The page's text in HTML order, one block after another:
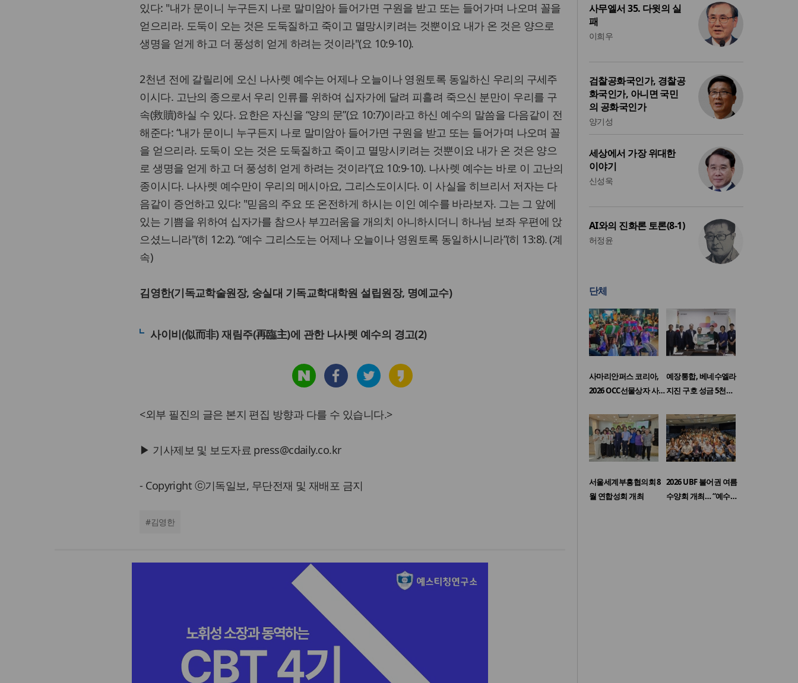
있다: "내가 문이니 누구든지 나로 말미암아 들어가면 구원을 받고 또는 들어가며 나오며 꼴을
얻으리라. 도둑이 오는 것은 도둑질하고 죽이고 멸망시키려는 것뿐이요 내가 온 것은 양으로
생명을 얻게 하고 더 풍성히 얻게 하려는 것이라"(요 10:9-10).
2천년 전에 갈릴리에 오신 나사렛 예수는 어제나 오늘이나 영원토록 동일하신 우리의 구세주
이시다. 고난의 종으로서 우리 인류를 위하여 십자가에 달려 피흘려 죽으신 분만이 우리를 구
속(救贖)하실 수 있다. 요한은 자신을 “양의 문”(요 10:7)이라고 하신 예수의 말씀을 다음같이 전
해준다: “내가 문이니 누구든지 나로 말미암아 들어가면 구원을 받고 또는 들어가며 나오며 꼴
을 얻으리라. 도둑이 오는 것은 도둑질하고 죽이고 멸망시키려는 것뿐이요 내가 온 것은 양으
로 생명을 얻게 하고 더 풍성히 얻게 하려는 것이라”(요 10:9-10). 나사렛 예수는 바로 이 고난의
종이시다. 나사렛 예수만이 우리의 메시아요, 그리스도이시다. 이 사실을 히브리서 저자는 다
음같이 증언하고 있다: "믿음의 주요 또 온전하게 하시는 이인 예수를 바라보자. 그는 그 앞에
있는 기쁨을 위하여 십자가를 참으사 부끄러움을 개의치 아니하시더니 하나님 보좌 우편에 앉
으셨느니라"(히 12:2). “예수 그리스도는 어제나 오늘이나 영원토록 동일하시니라”(히 13:8). (계
속)
김영한(기독교학술원장, 숭실대 기독교학대학원 설립원장, 명예교수)
사이비(似而非) 재림주(再臨主)에 관한 나사렛 예수의 경고(2)
<외부 필진의 글은 본지 편집 방향과 다를 수 있습니다.>
▶ 기사제보 및 보도자료 press@cdaily.co.kr
- Copyright ⓒ기독일보, 무단전재 및 재배포 금지
#김영한
사무엘서 35. 다윗의 실
패
이희우
검찰공화국인가, 경찰공
화국인가, 아니면 국민
의 공화국인가
양기성
세상에서 가장 위대한
이야기
신성욱
AI와의 진화론 토론(8-1)
허정윤
단체
사마리안퍼스 코리아,
2026 OCC선물상자 사…
예장통합, 베네수엘라
지진 구호 성금 5천…
서울세계부흥협의회 8
월 연합성회 개최
2026 UBF 불어권 여름
수양회 개최… “예수…